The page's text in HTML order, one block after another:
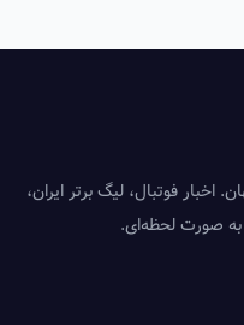
اخبار فوتبال، لیگ برتر ایران،
صورت لحظه‌ای.